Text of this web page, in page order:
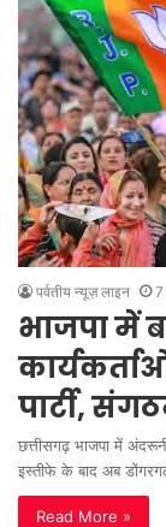
पर्वतीय न्यूज़ लाइन
भाजपा में
पार्टी,
छत्तीसगढ़ भाजपा में
इस्तीफे के बाद अब
Read More »